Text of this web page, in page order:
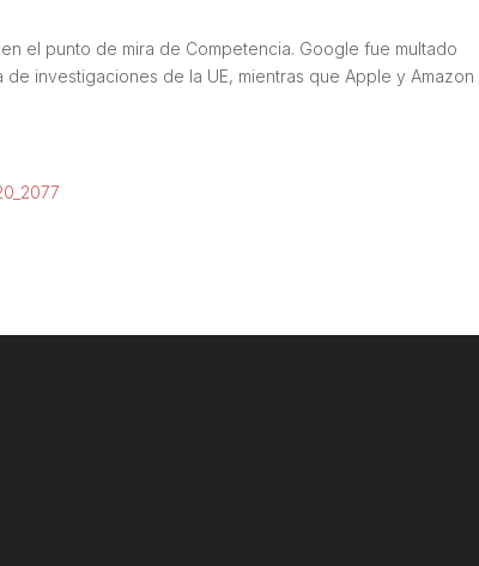
el punto de mira de Competencia. Google fue multado
investigaciones de la UE, mientras que Apple y Amazon